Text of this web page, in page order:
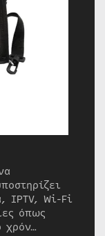
IPTV, Wi-Fi
όπως
χρόν…